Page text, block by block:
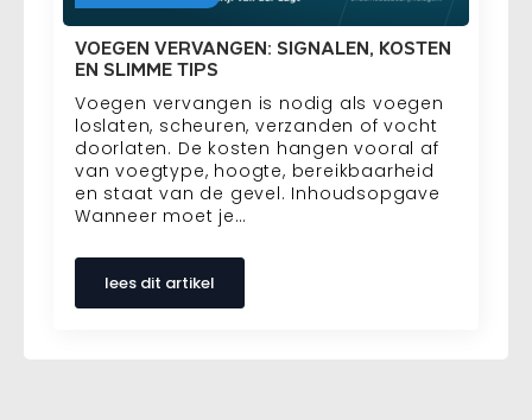
VOEGEN VERVANGEN: SIGNALEN, KOSTEN
EN SLIMME TIPS
Voegen vervangen is nodig als voegen
loslaten, scheuren, verzanden of vocht
doorlaten. De kosten hangen vooral af
van voegtype, hoogte, bereikbaarheid
en staat van de gevel. Inhoudsopgave
Wanneer moet je…
lees dit artikel